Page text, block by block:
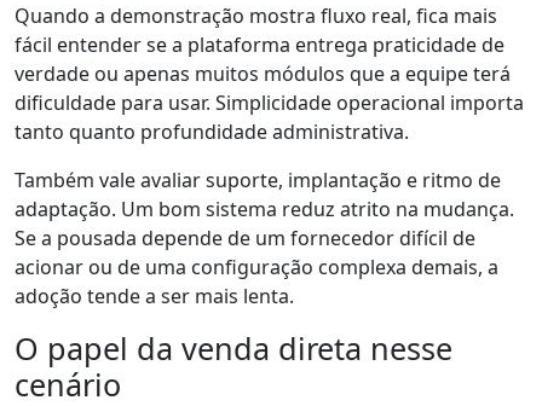
Quando a demonstração mostra fluxo real, fica mais
fácil entender se a plataforma entrega praticidade de
verdade ou apenas muitos módulos que a equipe terá
dificuldade para usar. Simplicidade operacional importa
tanto quanto profundidade administrativa.
Também vale avaliar suporte, implantação e ritmo de
adaptação. Um bom sistema reduz atrito na mudança.
Se a pousada depende de um fornecedor difícil de
acionar ou de uma configuração complexa demais, a
adoção tende a ser mais lenta.
O papel da venda direta nesse
cenário